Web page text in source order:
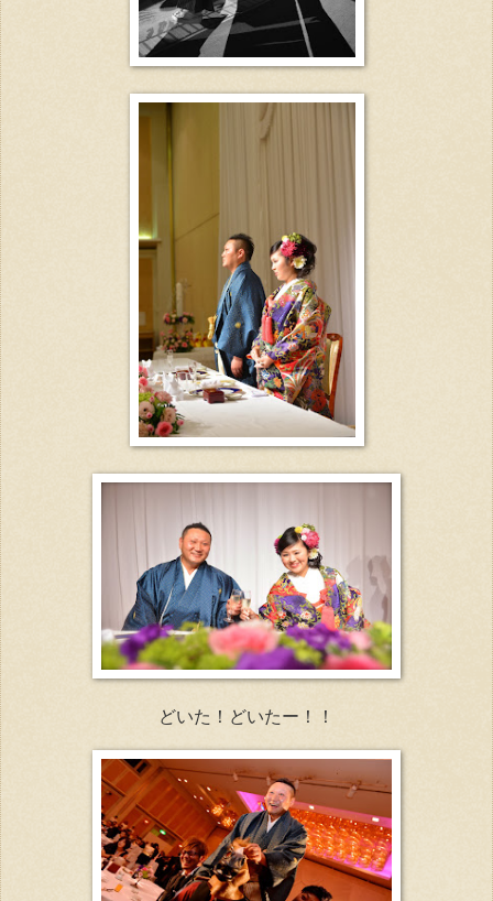
どいた！どいたー！！